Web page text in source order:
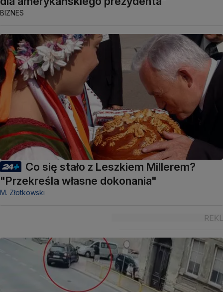
BIZNES
Co się stało z Leszkiem Millerem?
"Przekreśla własne dokonania"
M. Złotkowski